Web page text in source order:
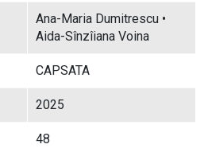
Ana-Maria Dumitrescu •
Aida-Sînzîiana Voina
CAPSATA
2025
48